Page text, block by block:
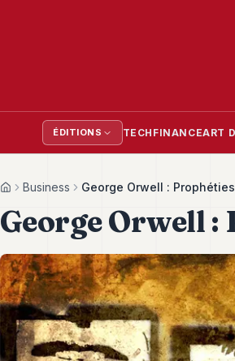
ÉDITIONS TECH FINANCEART
HomeBusiness George Orwell : Prophéties
George Orwell :